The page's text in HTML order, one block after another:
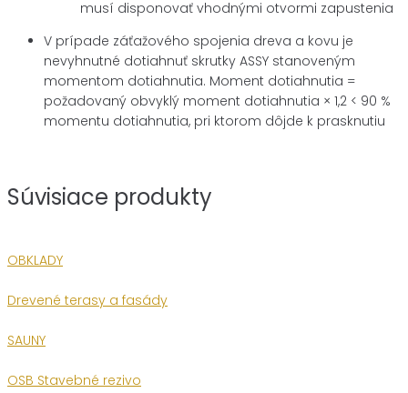
musí disponovať vhodnými otvormi zapustenia
V prípade záťažového spojenia dreva a kovu je
nevyhnutné dotiahnuť skrutky ASSY stanoveným
momentom dotiahnutia. Moment dotiahnutia =
požadovaný obvyklý moment dotiahnutia × 1,2 < 90 %
momentu dotiahnutia, pri ktorom dôjde k prasknutiu
Súvisiace produkty
OBKLADY
Drevené terasy a fasády
SAUNY
OSB Stavebné rezivo